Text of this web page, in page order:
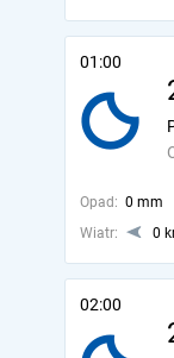
01:00
Opad: 0 mm
Wiatr:
0
02:00